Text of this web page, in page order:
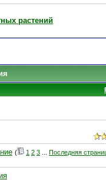
растений
( 1 2 3
Последняя